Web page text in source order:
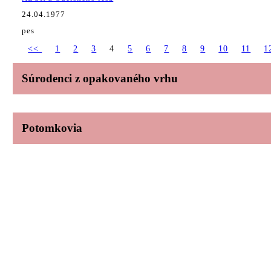
24.04.1977
pes
<<
1 2 3 4 5 6 7 8 9 10 11
Súrodenci z opakovaného vrhu
Potomkovia